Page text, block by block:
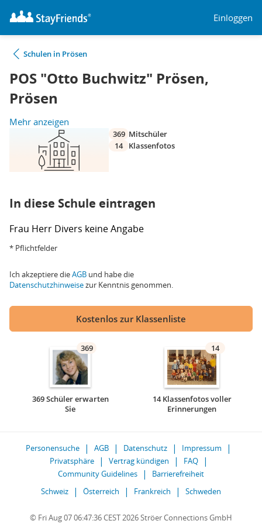
Einloggen
Schulen in Prösen
POS "Otto Buchwitz" Prösen,
Prösen
Mehr anzeigen
369 Mitschüler
14
Klassenfotos
In diese Schule eintragen
Frau Herr Divers keine Angabe
* Pflichtfelder
Ich akzeptiere dieAGB und habe die
Datenschutzhinweisezur Kenntnis genommen.
Kostenlos zur Klassenliste
369
369 Schüler erwarten
Sie
14
14 Klassenfotos voller
Erinnerungen
Personensuche AGB Datenschutz
Impressum
Privatsphäre
Vertrag kündigen
FAQ
Community Guidelines
Barrierefreiheit
Schweiz
Österreich Frankreich Schweden
© Fri Aug 07 06:47:36 CEST 2026 Ströer Connections GmbH